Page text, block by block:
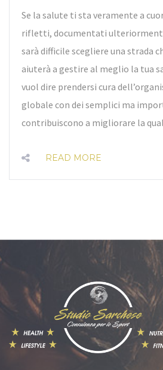
Se la salute ti sta veramente a
rifletti, documentati
sarà difficile scegliere una strada
aiuterà a gestire al meglio la tua
vuol dire prendersi cura
globale con dei semplici ma
contribuiscono a migliorare la
READ MORE